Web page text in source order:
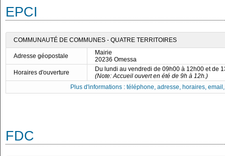
EPCI
COMMUNAUTÉ DE COMMUNES - QUATRE TERRITOIRES
Adresse géopostale
Mairie
20236 Omessa
Horaires d'ouverture
Du lundi au vendredi de 09h00 à 12h00 et de
(Note: Accueil ouvert en été de 9h à 12h.)
Plus d'informations : téléphone, adresse, horaires,
FDC